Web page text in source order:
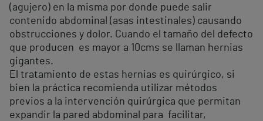
(agujero) en la misma por donde puede salir
contenido abdominal (asas intestinales) causando
obstrucciones y dolor. Cuando el tamaño del defecto
que producen es mayor a 10cms se llaman hernias
gigantes.
El tratamiento de estas hernias es quirúrgico, si
bien la práctica recomienda utilizar métodos
previos a la intervención quirúrgica que permitan
expandir la pared abdominal para facilitar,